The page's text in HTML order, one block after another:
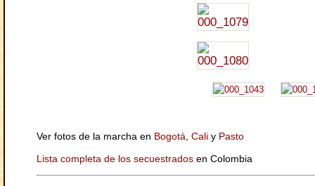
Ver fotos de la marcha en Bogotá, Cali y Pasto
Lista completa de los secuestrados en Colombia